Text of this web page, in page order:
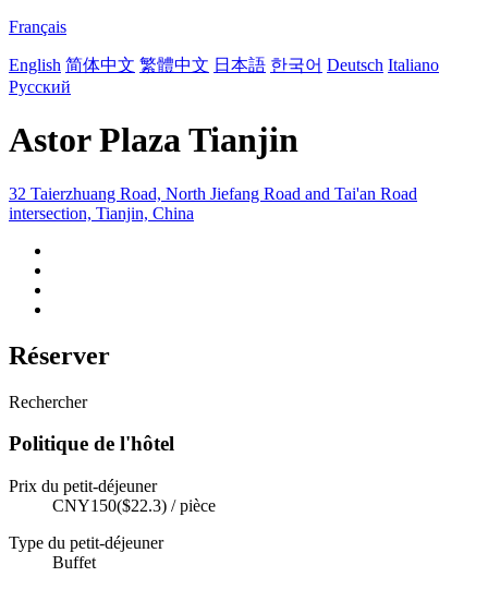
Français
English 简体中文 繁體中文 日本語 한국어 Deutsch Italiano
Русский
Astor Plaza Tianjin
32 Taierzhuang Road, North Jiefang Road and Tai'an Road
intersection, Tianjin, China
Réserver
Rechercher
Politique de l'hôtel
Prix du petit-déjeuner
CNY150($22.3) / pièce
Type du petit-déjeuner
Buffet